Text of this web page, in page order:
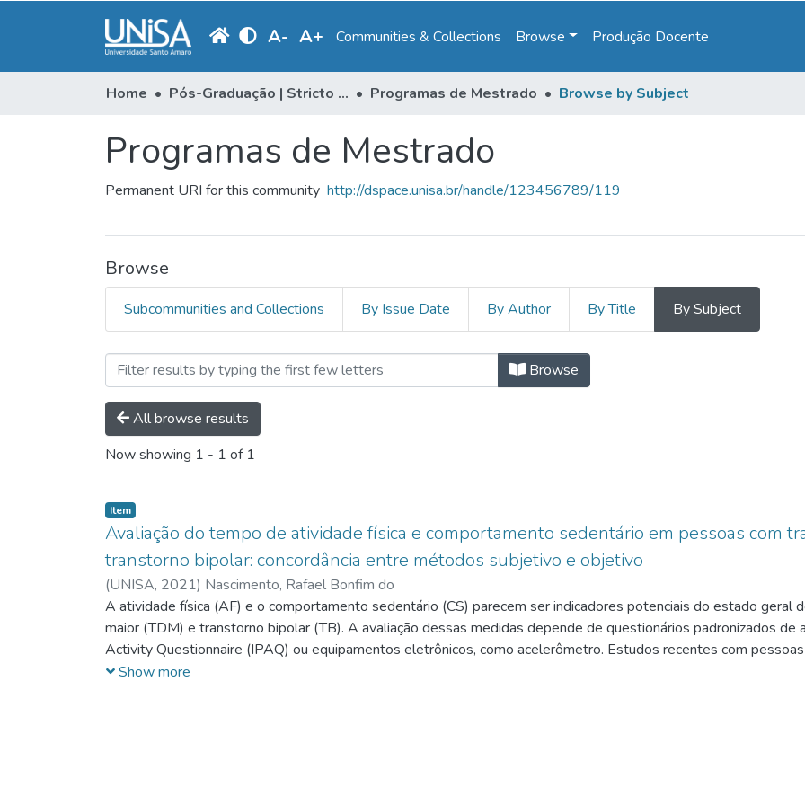
A- A+ Communities & Collections Browse Produção Docente
Home Pós-Graduação | Stricto Sensu Programas de Mestrado Browse by Subject
Programas de Mestrado
Permanent URI for this community http://dspace.unisa.br/handle/123456789/119
Browse
Subcommunities and Collections By Issue Date By Author By Title By Subject
Browsing Programas de Mestrado by Subject "Acelerometria"
Browse
All browse results
Now showing 1 - 1 of 1
Item
Avaliação do tempo de atividade física e comportamento sedentário em pessoas com
transtorno bipolar: concordância entre métodos subjetivo e objetivo
(UNISA, 2021) Nascimento, Rafael Bonfim do
A atividade física (AF) e o comportamento sedentário (CS) parecem ser indicadores potenciais do estado geral
maior (TDM) e transtorno bipolar (TB). A avaliação dessas medidas depende de questionários padronizados
Activity Questionnaire (IPAQ) ou equipamentos eletrônicos, como acelerômetro. Estudos recentes com
entre o IPAQ e o acelerômetro. Entretanto, estudos de concordância para variáveis de AF e CS não foram
nível de significância adotado foi de p≤0,05 e todos os dados foram apresentados em minutos por dia.
igualdade da variância, sendo que dados com distribuição paramétrica apresentamos em média e desvio
Show more